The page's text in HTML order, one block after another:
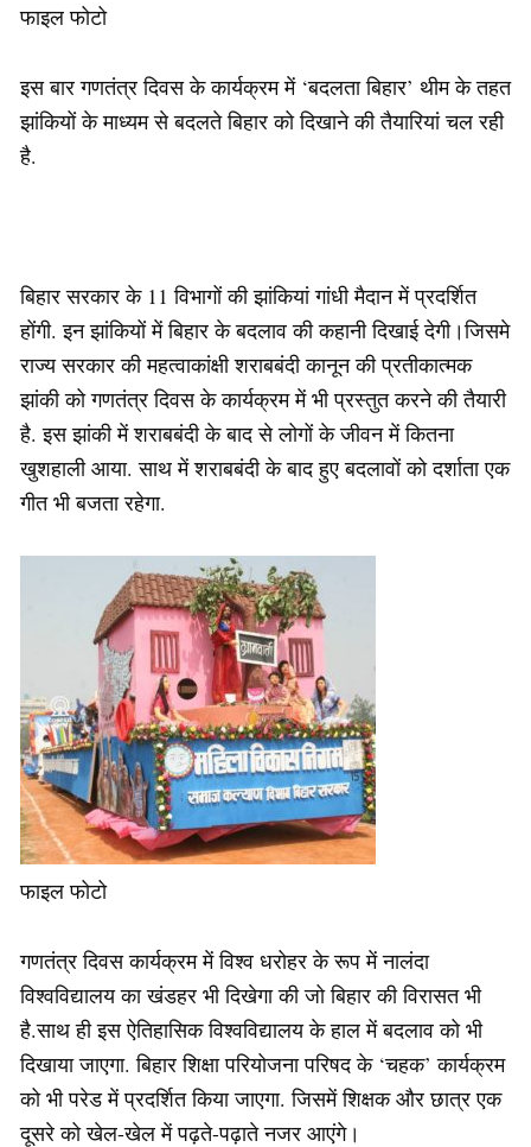
फाइल फोटो
इस बार गणतंत्र दिवस के कार्यक्रम में ‘बदलता बिहार’ थीम के तहत
झांकियों के माध्यम से बदलते बिहार को दिखाने की तैयारियां चल रही
है.
बिहार सरकार के 11 विभागों की झांकियां गांधी मैदान में प्रदर्शित
होंगी. इन झांकियों में बिहार के बदलाव की कहानी दिखाई देगी।जिसमे
राज्य सरकार की महत्वाकांक्षी शराबबंदी कानून की प्रतीकात्मक
झांकी को गणतंत्र दिवस के कार्यक्रम में भी प्रस्तुत करने की तैयारी
है. इस झांकी में शराबबंदी के बाद से लोगों के जीवन में कितना
खुशहाली आया. साथ में शराबबंदी के बाद हुए बदलावों को दर्शाता एक
गीत भी बजता रहेगा.
फाइल फोटो
गणतंत्र दिवस कार्यक्रम में विश्व धरोहर के रूप में नालंदा
विश्वविद्यालय का खंडहर भी दिखेगा की जो बिहार की विरासत भी
है.साथ ही इस ऐतिहासिक विश्वविद्यालय के हाल में बदलाव को भी
दिखाया जाएगा. बिहार शिक्षा परियोजना परिषद के ‘चहक’ कार्यक्रम
को भी परेड में प्रदर्शित किया जाएगा. जिसमें शिक्षक और छात्र एक
दूसरे को खेल-खेल में पढ़ते-पढ़ाते नजर आएंगे।